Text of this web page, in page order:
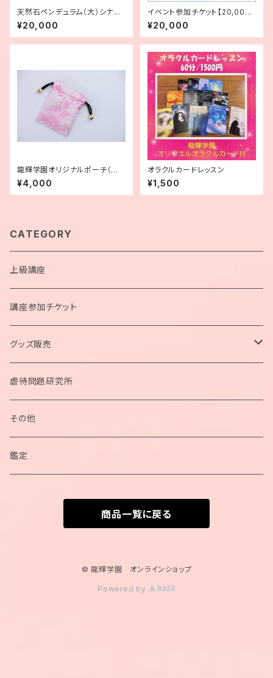
天然石ペンデュラム（大）シナバ
ークォーツ
¥20,000
イベント参加チケット【20,000
円】
¥20,000
龍輝学園オリジナルポーチ（小）
ピンク
¥4,000
オラクルカードレッスン
¥1,500
CATEGORY
上級講座
講座参加チケット
グッズ販売
ペンデュラム
ネックレス
ブレスレット
虐待問題研究所
その他
鑑定
商品一覧に戻る
© 龍輝学園 オンラインショップ
Powered by